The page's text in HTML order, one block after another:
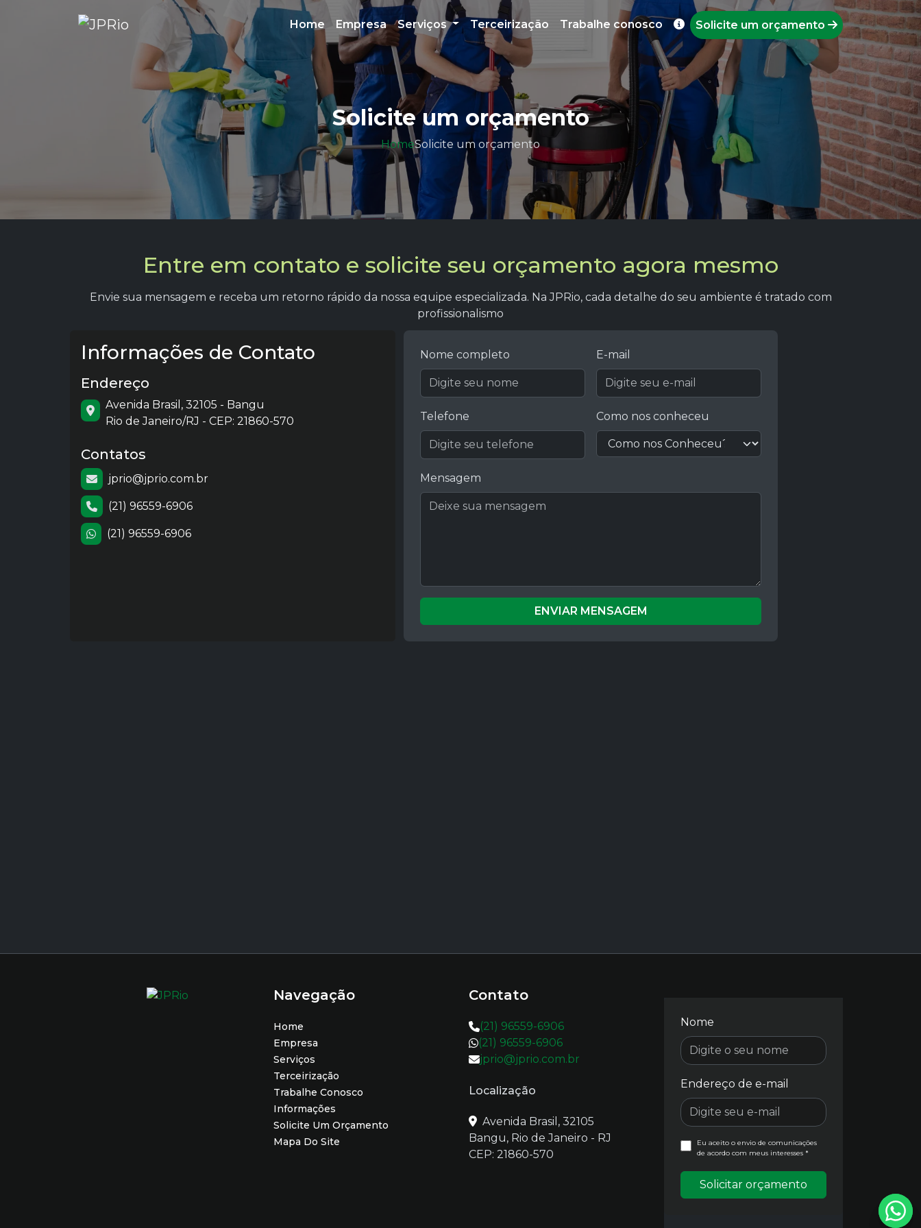
Home Empresa Serviços Terceirização Trabalhe conosco Solicite um orçamento
HomeSolicite um orçamento
Solicite um orçamento
Entre em contato e solicite seu orçamento agora mesmo
Envie sua mensagem e receba um retorno rápido da nossa equipe especializada. Na JPRio, cada detalhe do seu ambiente é tratado com
profissionalismo
Informações de Contato
Endereço
Avenida Brasil, 32105 - Bangu
Rio de Janeiro/RJ - CEP: 21860-570
Contatos
jprio@jprio.com.br
(21) 96559-6906
(21) 96559-6906
Nome completo E-mail
Telefone Como nos conheceu
Mensagem
ENVIAR MENSAGEM
Navegação
Home
Empresa
Serviços
Terceirização
Trabalhe Conosco
Informações
Solicite Um Orçamento
Mapa Do Site
Contato
(21) 96559-6906
(21) 96559-6906
jprio@jprio.com.br
Localização
Avenida Brasil, 32105
Bangu, Rio de Janeiro - RJ
CEP: 21860-570
Nome
Endereço de e-mail
Eu aceito o envio de comunicações
de acordo com meus interesses *
Solicitar orçamento